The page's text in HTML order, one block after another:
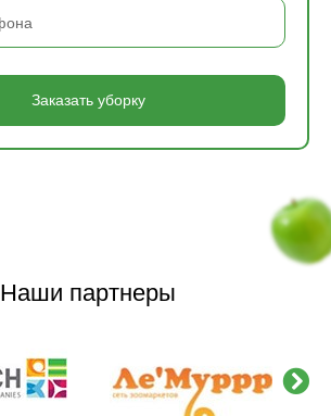
Заказать уборку
Наши партнеры